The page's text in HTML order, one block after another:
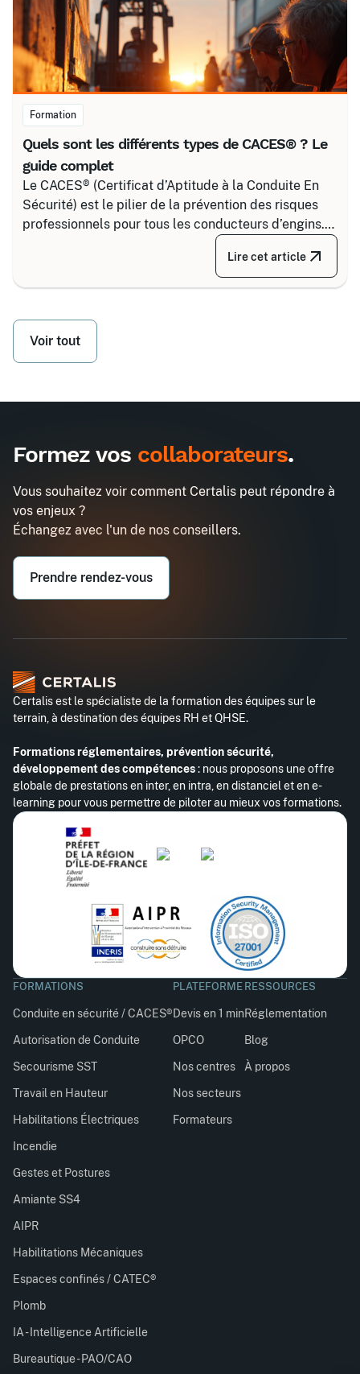
Formation
Quels sont les différents types de CACES® ? Le
guide complet
Le CACES® (Certificat d’Aptitude à la Conduite En
Sécurité) est le pilier de la prévention des risques
professionnels pour tous les conducteurs d’engins.
Depuis la réforme de 2020, il s’articule autour de 8
grandes familles d’équipements, divisées selon
Lire cet article
Voir tout
Formez vos collaborateurs.
Vous souhaitez voir comment Certalis peut répondre à
vos enjeux ?
Échangez avec l'un de nos conseillers.
Prendre rendez-vous
Certalis est le spécialiste de la formation des équipes sur le
terrain, à destination des équipes RH et QHSE.
Formations réglementaires, prévention sécurité,
développement des compétences: nous proposons une offre
globale de prestations en inter, en intra, en distanciel et en e-
learning pour vous permettre de piloter au mieux vos formations.
FORMATIONS
Conduite en sécurité / CACES®
Autorisation de Conduite
Secourisme SST
Travail en Hauteur
Habilitations Électriques
Incendie
Gestes et Postures
Amiante SS4
AIPR
Habilitations Mécaniques
Espaces confinés / CATEC®
Plomb
IA - Intelligence Artificielle
Bureautique - PAO/CAO
PLATEFORME
Devis en 1 min
OPCO
Nos centres
Nos secteurs
Formateurs
RESSOURCES
Réglementation
Blog
À propos